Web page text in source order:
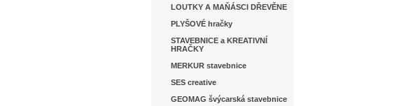
LOUTKY A MAŇÁSCI DŘEVĚNE
PLYŠOVÉ hračky
STAVEBNICE a KREATIVNÍ
HRAČKY
MERKUR stavebnice
SES creative
GEOMAG švýcarská stavebnice